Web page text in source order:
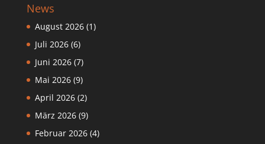
News
August 2026(1)
Juli 2026(6)
Juni 2026(7)
Mai 2026(9)
April 2026(2)
März 2026(9)
Februar 2026(4)